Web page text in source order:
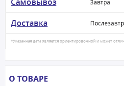
Завтра
Доставка
*Указанная дата является ориентировочной и может
О ТОВАРЕ